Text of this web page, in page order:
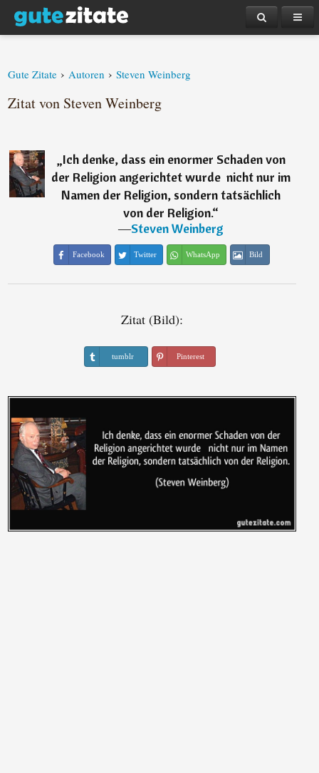
Gute Zitate › Autoren › Steven Weinberg
Zitat von Steven Weinberg
„Ich denke, dass ein enormer Schaden von
der Religion angerichtet wurde  nicht nur im
Namen der Religion, sondern tatsächlich
von der Religion.“
―Steven Weinberg
Facebook Twitter WhatsApp Bild
Zitat (Bild):
tumblr Pinterest